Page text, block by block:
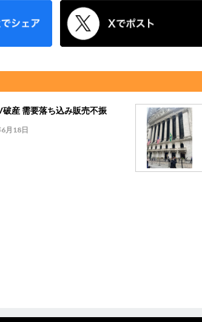
破産 需要落ち込み販売不振
月18日